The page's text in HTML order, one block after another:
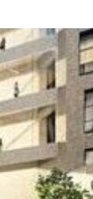
на
творчі
інженерну
спорт.
який
як
логістика,